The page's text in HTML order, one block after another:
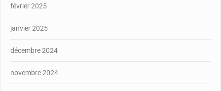
février 2025
janvier 2025
décembre 2024
novembre 2024